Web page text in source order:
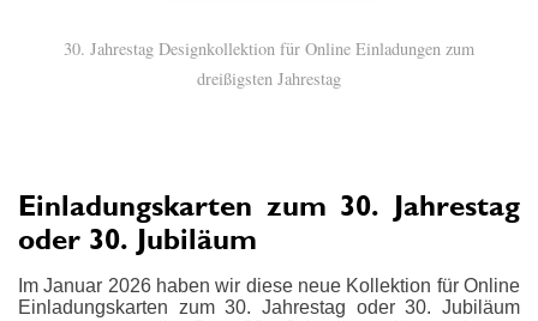
30. Jahrestag Designkollektion für Online Einladungen zum
dreißigsten Jahrestag
Einladungskarten zum 30. Jahrestag
oder 30. Jubiläum
Im Januar 2026 haben wir diese neue Kollektion für Online
Einladungskarten zum 30. Jahrestag oder 30. Jubiläum